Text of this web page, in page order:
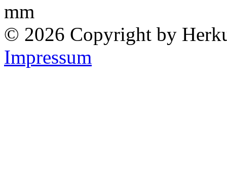
mm
© 2026 Copyright by
Impressum